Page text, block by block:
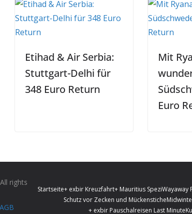
Etihad & Air Serbia:
Stuttgart-Delhi für
348 Euro Return
Mit
Euro
Startseite+ exbir Kreuzfahrt+ Mauritius SpeziWayaway
Schutz vor Zecken und Mückenstiche
+ exbir Pauschalreisen Last Minute
rights
AGB